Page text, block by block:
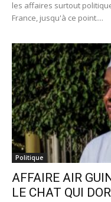
les affaires surtout
France, jusqu'à ce point....
Politique
AFFAIRE AIR
LE CHAT QUI